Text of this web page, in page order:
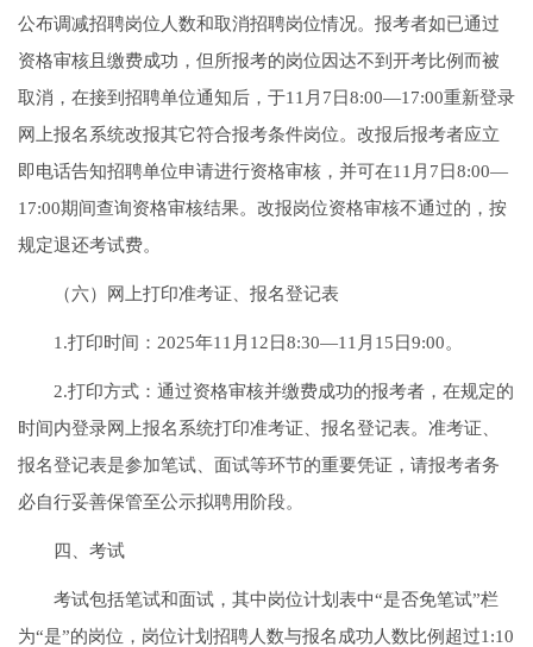
公布调减招聘岗位人数和取消招聘岗位情况。报考者如已通过
资格审核且缴费成功，但所报考的岗位因达不到开考比例而被
取消，在接到招聘单位通知后，于11月7日8:00—17:00重新登录
网上报名系统改报其它符合报考条件岗位。改报后报考者应立
即电话告知招聘单位申请进行资格审核，并可在11月7日8:00—
17:00期间查询资格审核结果。改报岗位资格审核不通过的，按
规定退还考试费。
（六）网上打印准考证、报名登记表
1.打印时间：2025年11月12日8:30—11月15日9:00。
2.打印方式：通过资格审核并缴费成功的报考者，在规定的
时间内登录网上报名系统打印准考证、报名登记表。准考证、
报名登记表是参加笔试、面试等环节的重要凭证，请报考者务
必自行妥善保管至公示拟聘用阶段。
四、考试
考试包括笔试和面试，其中岗位计划表中“是否免笔试”栏
为“是”的岗位，岗位计划招聘人数与报名成功人数比例超过1:10